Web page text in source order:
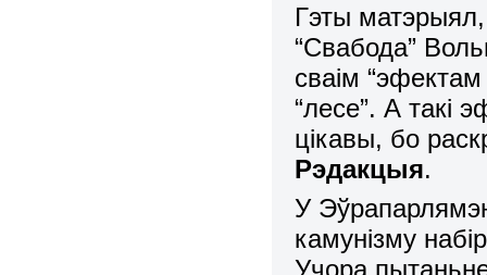
Гэты
“Свабода”
сваім
“лесе”. А такі
цікавы, бо
Рэдакцыя.
У
камунізму
Учора